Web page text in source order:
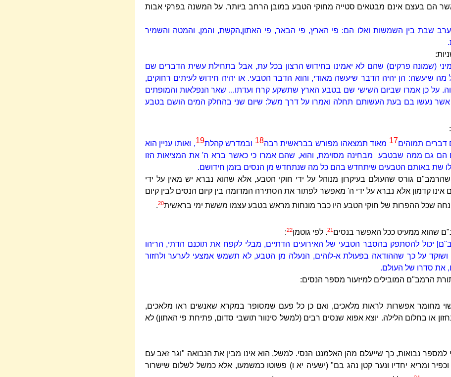
הם בעצם אינם מבטאים סטייה מחוקי הטבע במובן הרחב ביותר. על המשנה בפרקי אבות
שבת בין השמשות ואלו הם: פי הארץ, פי הבאר, פי האתון,הקשת, והמן, והמטה והשמיר
(שמונה פרקים) שהם לא יאמינו בחידוש הרצון בכל עת, אבל בתחילת עשית הדברים שם
שיעשה: הן יהיה הדבר שיעשה מאודי, והוא הדבר הטבעי. או יהיה חידוש לעיתים רחוקים,
על כן אמרו שביום השישי שם בטבע הארץ שתשקע קרח ועדתו... שאר הנפלאות והמופתים
אשר נעשו בם בעת העשותם תחלה ואמרו על דרך משל: שיום שני בהחלק המים הושם בטבע
:
דברים תמוהים17 מאוד תמצאהו מפורש בבראשית רבה18 ובמדרש קהלת19, ואותו עניין הוא
הם גם ממה שבטבע מבחינה מסוימת, והוא, שהם אמרו כי כאשר ברא ה' את המציאות הזו
שת באותם הטבעים שיתחדש בהם כל מה שנתחדש מן הנסים בזמן חידושם.
גורס שהעולם בעיקרון מנוהל על ידי חוקי הטבע, אלא שהוא נברא יש מאין על ידי
קדמון אלא נברא על ידי ה' מאפשר לפתור את הסתירה המדומה בין קיום הנסים לבין קיום
שכל ההפרות של חוקי הטבע היו כבר מונחות מראש בטבע עצמו מששת ימי בראשית20
.
שהוא ממעיט ככל האפשר בנסים 21. לפי גוטמן22
:
יכול להסתפק בהסבר הטבעי של האירועים הדתיים, מבלי לקפח את תוכנם הדתי, הריהו
על כך שההודאה בפעולת א-לוהים, הנעלה מן הטבע, לא תשמש אמצעי לערער ולחזור
את סדרו של העולם.
הרמב"ם המובילים למיזעור מספר הנסים:
מחומר אפשרות לראות מלאכים, ואם כן כל פעם שמסופר במקרא שאנשים ראו מלאכים,
או בחלום הלילה. יוצא אפוא שנסים רבים (למשל סינוור תושבי סדום, פתיחת פי האתון) לא
למספר נבואות, כך שייעלם מהן האלמנט הנסי. למשל, הוא אינו מבין את הנבואה "וגר זאב עם
ומריא יחדיו ונער קטן נהג בם" (ישעיה יא ו) פשוטו כמשמעו, אלא כמשל לשלום שישרור